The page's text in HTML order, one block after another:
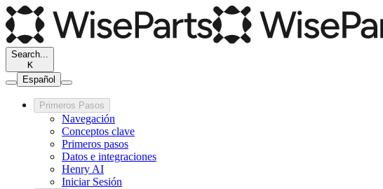
Search...
K
Español
Primeros Pasos
Navegación
Conceptos clave
Primeros pasos
Datos e integraciones
Henry AI
Iniciar Sesión